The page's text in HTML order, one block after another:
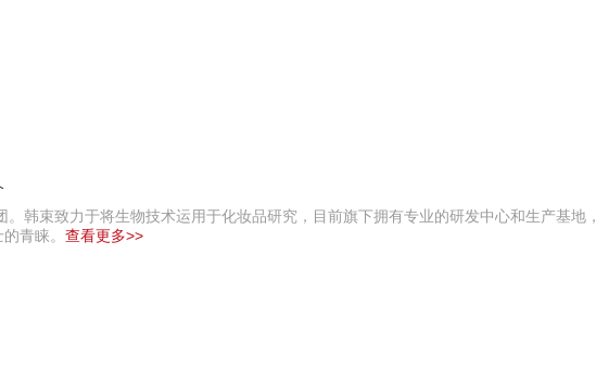
韩束致力于将生物技术运用于化妆品研究，目前旗下拥有专业的研发中心和生产基地，
青睐。 查看更多>>